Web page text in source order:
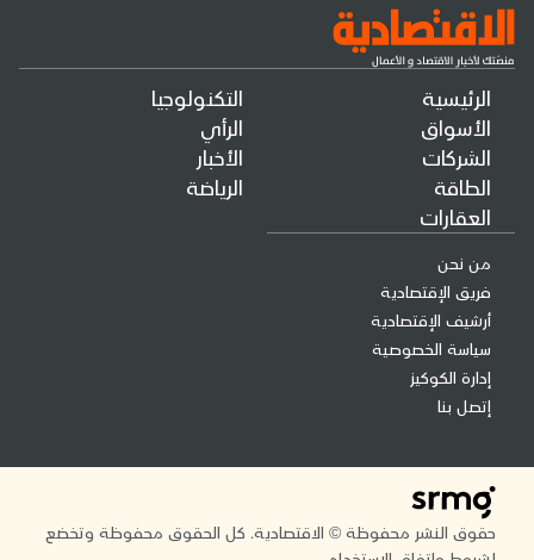
الرئيسية
الأسواق
الشركات
الطاقة
العقارات
التكنولوجيا
الرأي
الأخبار
الرياضة
من نحن
فريق الإقتصادية
أرشيف الإقتصادية
سياسة الخصوصية
إدارة الكوكيز
إتصل بنا
حقوق النشر محفوظة © الاقتصادية. كل الحقوق محفوظة وتخضع